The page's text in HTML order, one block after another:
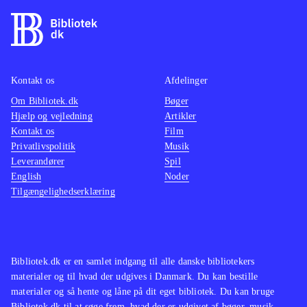
kraftig kænguru-stylte og som
slagvåben, til at forcere terrænet. De
grundigt, for der er mange
hemmeligheder og ædelsten gemt
overalt, samtidig med at der er
forhindringer og udfordrende boss'er
som skal overvindes. Musikken er
nænsomt opdateret og de originale
Disney-stemmer er topklasse
serien. Nærværende spil hører dog
kvalitetsmæssigt til helt i toppen.
Bibliotek.dk er en samlet indgang til alle danske bibliotekers
materialer og til hvad der udgives i Danmark. Du kan bestille
materialer og så hente og låne på dit eget bibliotek. Du kan bruge
Kontakt os
Om Bibliotek.dk
Hjælp og vejledning
Kontakt os
Privatlivspolitik
Leverandører
English
Tilgængelighedserklæring
Afdelinger
Bøger
Artikler
Film
Musik
Spil
Noder